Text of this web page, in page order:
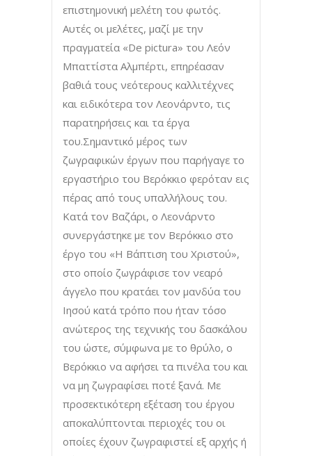
επιστημονική μελέτη του φωτός.
Αυτές οι μελέτες, μαζί με την
πραγματεία «De pictura» του Λεόν
Μπαττίστα Αλμπέρτι, επηρέασαν
βαθιά τους νεότερους καλλιτέχνες
και ειδικότερα τον Λεονάρντο, τις
παρατηρήσεις και τα έργα
του.Σημαντικό μέρος των
ζωγραφικών έργων που παρήγαγε το
εργαστήριο του Βερόκκιο φερόταν εις
πέρας από τους υπαλλήλους του.
Κατά τον Βαζάρι, ο Λεονάρντο
συνεργάστηκε με τον Βερόκκιο στο
έργο του «Η Βάπτιση του Χριστού»,
στο οποίο ζωγράφισε τον νεαρό
άγγελο που κρατάει τον μανδύα του
Ιησού κατά τρόπο που ήταν τόσο
ανώτερος της τεχνικής του δασκάλου
του ώστε, σύμφωνα με το θρύλο, ο
Βερόκκιο να αφήσει τα πινέλα του και
να μη ζωγραφίσει ποτέ ξανά. Με
προσεκτικότερη εξέταση του έργου
αποκαλύπτονται περιοχές του οι
οποίες έχουν ζωγραφιστεί εξ αρχής ή